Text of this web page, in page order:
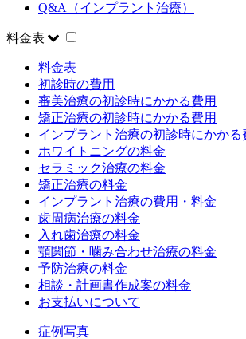
Q&A（インプラント治療）
料金表
料金表
初診時の費用
審美治療の初診時にかかる費用
矯正治療の初診時にかかる費用
インプラント治療の初診時にかかる
ホワイトニングの料金
セラミック治療の料金
矯正治療の料金
インプラント治療の費用・料金
歯周病治療の料金
入れ歯治療の料金
顎関節・噛み合わせ治療の料金
予防治療の料金
相談・計画書作成案の料金
お支払いについて
症例写真